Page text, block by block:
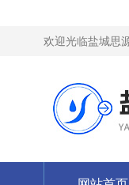
欢迎光临盐城思